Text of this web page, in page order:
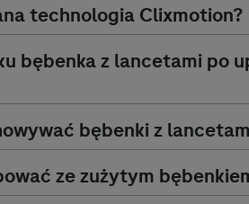
technologia Clixmotion?
bębenka z lancetami po
bębenki z
ze zużytym